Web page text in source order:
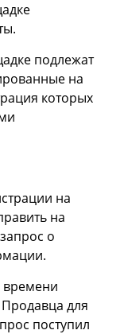
подлежат
на
которых
на
на
о
времени
для
поступил